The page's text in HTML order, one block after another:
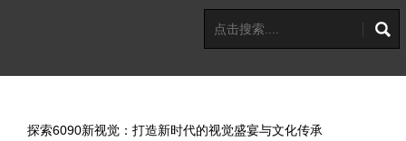
探索6090新视觉：打造新时代的视觉盛宴与文化传承